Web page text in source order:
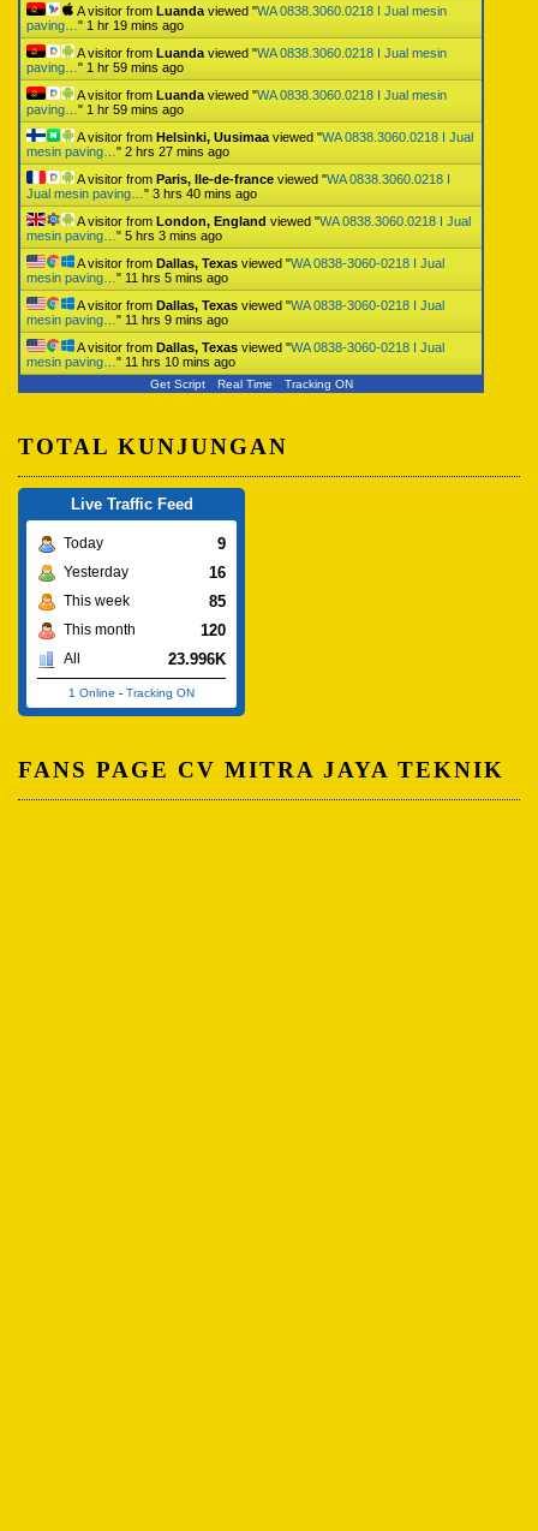
A visitor from Luanda viewed "WA 0838.3060.0218 I Jual mesin
paving… " 1 hr 19 mins ago
A visitor from Luanda viewed "WA 0838.3060.0218 I Jual mesin
paving… " 1 hr 59 mins ago
A visitor from Luanda viewed "WA 0838.3060.0218 I Jual mesin
paving… " 1 hr 59 mins ago
A visitor from Helsinki, Uusimaa viewed "WA 0838.3060.0218 I Jual
mesin paving… " 2 hrs 27 mins ago
A visitor from Paris, Ile-de-france viewed "WA 0838.3060.0218 I
Jual mesin paving… " 3 hrs 40 mins ago
A visitor from London, England viewed "WA 0838.3060.0218 I Jual
mesin paving… " 5 hrs 3 mins ago
A visitor from Dallas, Texas viewed "WA 0838-3060-0218 I Jual
mesin paving… " 11 hrs 5 mins ago
A visitor from Dallas, Texas viewed "WA 0838-3060-0218 I Jual
mesin paving… " 11 hrs 9 mins ago
A visitor from Dallas, Texas viewed "WA 0838-3060-0218 I Jual
mesin paving… " 11 hrs 10 mins ago
Get Script Real Time Tracking ON
TOTAL KUNJUNGAN
Live Traffic Feed
Today 9
Yesterday 16
This week 85
This month 120
All 23.996K
1 Online - Tracking ON
FANS PAGE CV MITRA JAYA TEKNIK